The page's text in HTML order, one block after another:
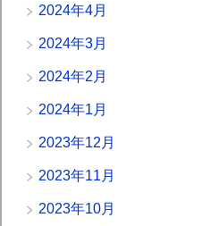
2024年4月
2024年3月
2024年2月
2024年1月
2023年12月
2023年11月
2023年10月